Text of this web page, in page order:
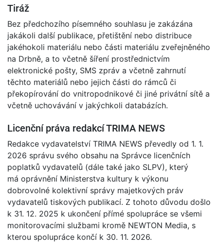
Tiráž
Bez předchozího písemného souhlasu je zakázána
jakákoli další publikace, přetištění nebo distribuce
jakéhokoli materiálu nebo části materiálu zveřejněného
na Drbně, a to včetně šíření prostřednictvím
elektronické pošty, SMS zpráv a včetně zahrnutí
těchto materiálů nebo jejich části do rámců či
překopírování do vnitropodnikové či jiné privátní sítě a
včetně uchovávání v jakýchkoli databázích.
Licenční práva redakcí TRIMA NEWS
Redakce vydavatelství TRIMA NEWS převedly od 1. 1.
2026 správu svého obsahu na Správce licenčních
poplatků vydavatelů (dále také jako SLPV), který
má oprávnění Ministerstva kultury k výkonu
dobrovolné kolektivní správy majetkových práv
vydavatelů tiskových publikací. Z tohoto důvodu došlo
k 31. 12. 2025 k ukončení přímé spolupráce se všemi
monitorovacími službami kromě NEWTON Media, s
kterou spolupráce končí k 30. 11. 2026.